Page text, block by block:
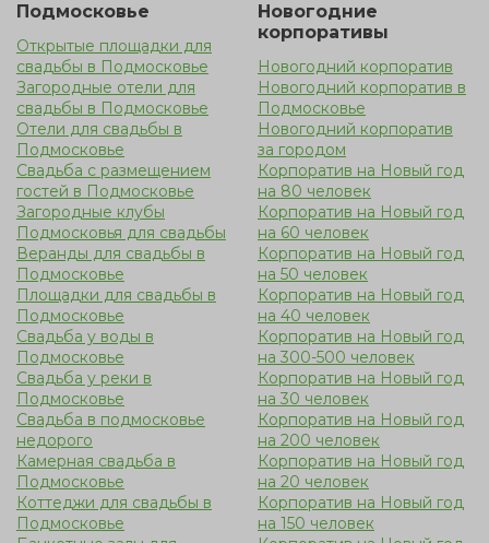
Подмосковье
Открытые площадки для
свадьбы в Подмосковье
Загородные отели для
свадьбы в Подмосковье
Отели для свадьбы в
Подмосковье
Свадьба с размещением
гостей в Подмосковье
Загородные клубы
Подмосковья для свадьбы
Веранды для свадьбы в
Подмосковье
Площадки для свадьбы в
Подмосковье
Свадьба у воды в
Подмосковье
Свадьба у реки в
Подмосковье
Свадьба в подмосковье
недорого
Камерная свадьба в
Подмосковье
Коттеджи для свадьбы в
Подмосковье
Новогодние
корпоративы
Новогодний корпоратив
Новогодний корпоратив в
Подмосковье
Новогодний корпоратив
за городом
Корпоратив на Новый год
на 80 человек
Корпоратив на Новый год
на 60 человек
Корпоратив на Новый год
на 50 человек
Корпоратив на Новый год
на 40 человек
Корпоратив на Новый год
на 300-500 человек
Корпоратив на Новый год
на 30 человек
Корпоратив на Новый год
на 200 человек
Корпоратив на Новый год
на 20 человек
Корпоратив на Новый год
на 150 человек